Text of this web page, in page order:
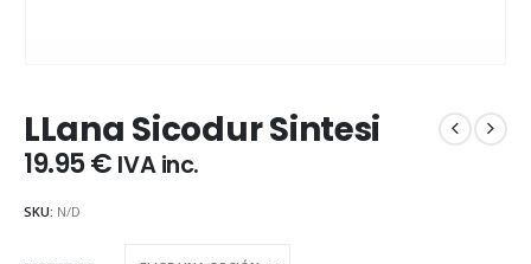
LLana Sicodur Sintesi
19.95€ IVA inc.
SKU: N/D